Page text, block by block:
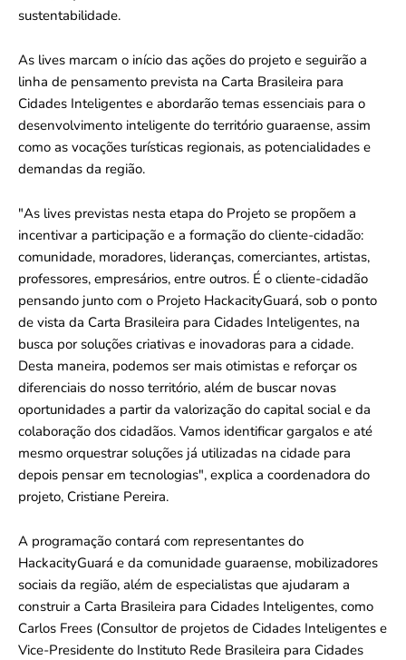
sustentabilidade.
As lives marcam o início das ações do projeto e seguirão a
linha de pensamento prevista na Carta Brasileira para
Cidades Inteligentes e abordarão temas essenciais para o
desenvolvimento inteligente do território guaraense, assim
como as vocações turísticas regionais, as potencialidades e
demandas da região.
"As lives previstas nesta etapa do Projeto se propõem a
incentivar a participação e a formação do cliente-cidadão:
comunidade, moradores, lideranças, comerciantes, artistas,
professores, empresários, entre outros. É o cliente-cidadão
pensando junto com o Projeto HackacityGuará, sob o ponto
de vista da Carta Brasileira para Cidades Inteligentes, na
busca por soluções criativas e inovadoras para a cidade.
Desta maneira, podemos ser mais otimistas e reforçar os
diferenciais do nosso território, além de buscar novas
oportunidades a partir da valorização do capital social e da
colaboração dos cidadãos. Vamos identificar gargalos e até
mesmo orquestrar soluções já utilizadas na cidade para
depois pensar em tecnologias", explica a coordenadora do
projeto, Cristiane Pereira.
A programação contará com representantes do
HackacityGuará e da comunidade guaraense, mobilizadores
sociais da região, além de especialistas que ajudaram a
construir a Carta Brasileira para Cidades Inteligentes, como
Carlos Frees (Consultor de projetos de Cidades Inteligentes e
Vice-Presidente do Instituto Rede Brasileira para Cidades